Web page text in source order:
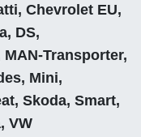
Chevrolet EU,
DS,
Transporter,
Mini,
Skoda, Smart,
VW